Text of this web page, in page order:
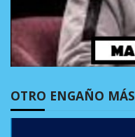
OTRO ENGAÑO MÁS